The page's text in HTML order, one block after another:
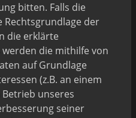
bitten. Falls die
Rechtsgrundlage der
die erklärte
die mithilfe von
auf Grundlage
(z.B. an einem
unseres
seiner